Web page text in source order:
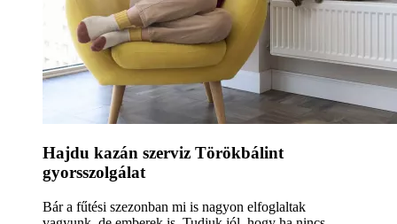
Hajdu kazán szerviz Törökbálint
gyorsszolgálat
Bár a fűtési szezonban mi is nagyon elfoglaltak